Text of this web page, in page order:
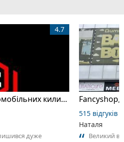
Evasota, виробник автомобільних килимків з EVA матеріалу
4.7
дуже
515 відгуків
Наталя
Великий